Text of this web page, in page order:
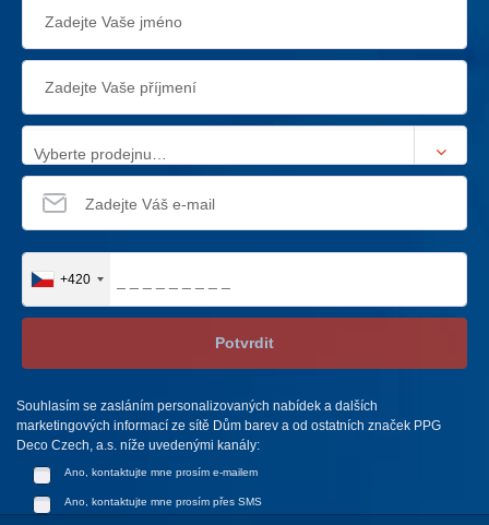
Vyberte prodejnu…
+420
Potvrdit
Souhlasím se zasláním personalizovaných nabídek a dalších
marketingových informací ze sítě Dům barev a od ostatních značek PPG
Deco Czech, a.s. níže uvedenými kanály:
Ano, kontaktujte mne prosím e-mailem
Ano, kontaktujte mne prosím přes SMS